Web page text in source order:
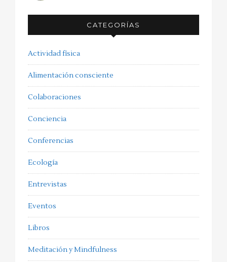
CATEGORÍAS
Actividad física
Alimentación consciente
Colaboraciones
Conciencia
Conferencias
Ecología
Entrevistas
Eventos
Libros
Meditación y Mindfulness